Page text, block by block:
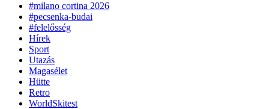
#milano cortina 2026
#pecsenka-budai
#felelősség
Hírek
Sport
Utazás
Magasélet
Hütte
Retro
WorldSkitest